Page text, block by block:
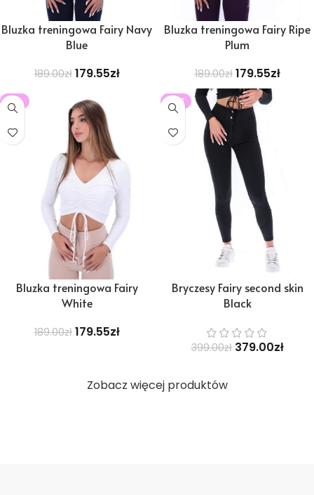
Bluzka treningowa Fairy Navy
Blue
189.00zł 179.55zł
Bluzka treningowa Fairy Ripe
Plum
189.00zł 179.55zł
-5%
Bluzka treningowa Fairy
White
189.00zł 179.55zł
SALE
Bryczesy Fairy second skin
Black
399.00zł 379.00zł
Zobacz więcej produktów